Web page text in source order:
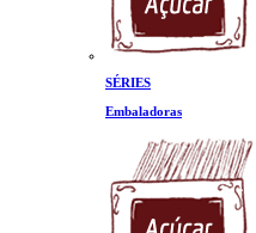
SÉRIES
Embaladoras